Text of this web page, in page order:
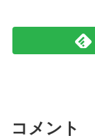
コメント